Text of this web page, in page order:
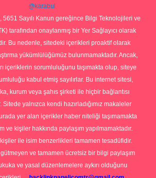
@karabul
5651 Sayılı Kanun gereğince Bilgi Teknolojileri ve
tarafından onaylanmış bir Yer Sağlayıcı olarak
Bu nedenle, sitedeki içerikleri proaktif olarak
yükümlülüğümüz bulunmamaktadır. Ancak,
içeriklerin sorumluluğunu taşımakta olup, siteye
kabul etmiş sayılırlar. Bu internet sitesi,
kurum veya şahıs şirketi ile hiçbir bağlantısı
Sitede yalnızca kendi hazırladığımız makaleler
yer alan içerikler haber niteliği taşımamakta
ve kişiler hakkında paylaşım yapılmamaktadır.
ile isim benzerlikleri tamamen tesadüfidir.
ve tamamen ücretsiz bir bilgi paylaşım
ve yasal düzenlemelere aykırı olduğunu